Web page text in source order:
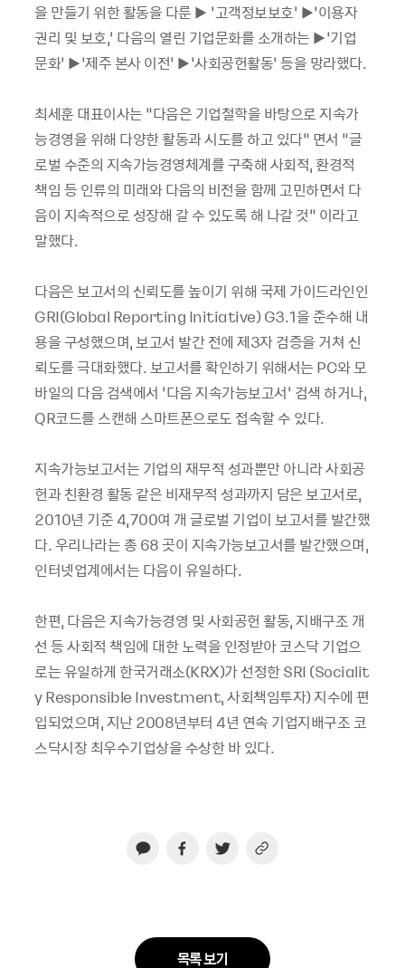
을 만들기 위한 활동을 다룬 ▶ ‘고객정보보호’ ▶‘이용자
권리 및 보호,’ 다음의 열린 기업문화를 소개하는 ▶‘기업
문화’ ▶‘제주 본사 이전’ ▶‘사회공헌활동’ 등을 망라했다.
최세훈 대표이사는 “다음은 기업철학을 바탕으로 지속가
능경영을 위해 다양한 활동과 시도를 하고 있다” 면서 “글
로벌 수준의 지속가능경영체계를 구축해 사회적, 환경적
책임 등 인류의 미래와 다음의 비전을 함께 고민하면서 다
음이 지속적으로 성장해 갈 수 있도록 해 나갈 것” 이라고
말했다.
다음은 보고서의 신뢰도를 높이기 위해 국제 가이드라인인
GRI(Global Reporting Initiative) G3.1을 준수해 내
용을 구성했으며, 보고서 발간 전에 제3자 검증을 거쳐 신
뢰도를 극대화했다. 보고서를 확인하기 위해서는 PC와 모
바일의 다음 검색에서 ‘다음 지속가능보고서’ 검색 하거나,
QR코드를 스캔해 스마트폰으로도 접속할 수 있다.
지속가능보고서는 기업의 재무적 성과뿐만 아니라 사회공
헌과 친환경 활동 같은 비재무적 성과까지 담은 보고서로,
2010년 기준 4,700여 개 글로벌 기업이 보고서를 발간했
다. 우리나라는 총 68 곳이 지속가능보고서를 발간했으며,
인터넷업계에서는 다음이 유일하다.
한편, 다음은 지속가능경영 및 사회공헌 활동, 지배구조 개
선 등 사회적 책임에 대한 노력을 인정받아 코스닥 기업으
로는 유일하게 한국거래소(KRX)가 선정한 SRI (Socialit
y Responsible Investment, 사회책임투자) 지수에 편
입되었으며, 지난 2008년부터 4년 연속 기업지배구조 코
스닥시장 최우수기업상을 수상한 바 있다.
목록 보기